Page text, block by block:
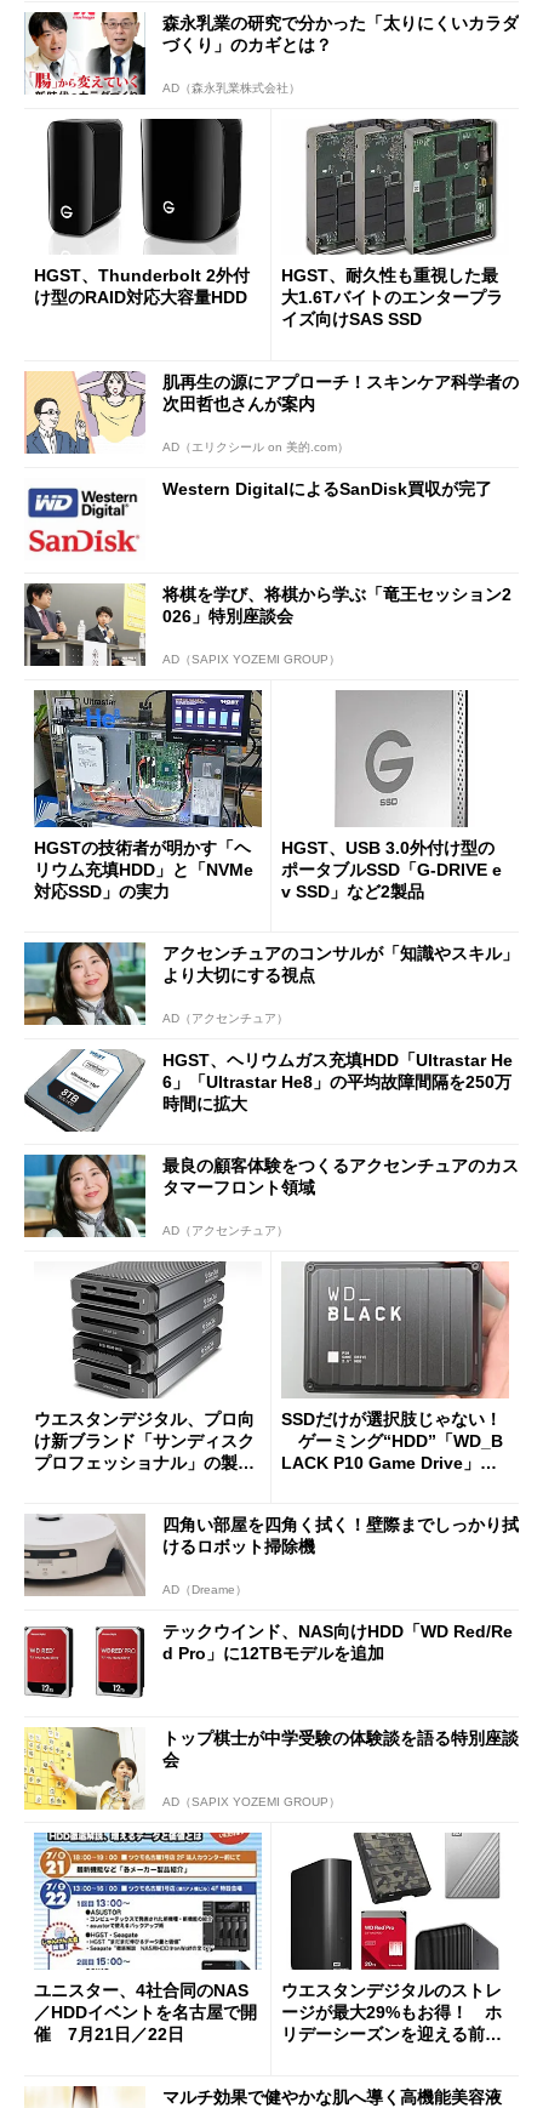
森永乳業の研究で分かった「太りにくいカラダ
づくり」のカギとは？
AD（森永乳業株式会社）
HGST、Thunderbolt 2外付
け型のRAID対応大容量HDD
HGST、耐久性も重視した最
大1.6Tバイトのエンタープラ
イズ向けSAS SSD
肌再生の源にアプローチ！スキンケア科学者の
次田哲也さんが案内
AD（エリクシール on 美的.com）
Western DigitalによるSanDisk買収が完了
将棋を学び、将棋から学ぶ「竜王セッション2
026」特別座談会
AD（SAPIX YOZEMI GROUP）
HGSTの技術者が明かす「ヘ
リウム充填HDD」と「NVMe
対応SSD」の実力
HGST、USB 3.0外付け型の
ポータブルSSD「G-DRIVE e
v SSD」など2製品
アクセンチュアのコンサルが「知識やスキル」
より大切にする視点
AD（アクセンチュア）
HGST、ヘリウムガス充填HDD「Ultrastar He
6」「Ultrastar He8」の平均故障間隔を250万
時間に拡大
最良の顧客体験をつくるアクセンチュアのカス
タマーフロント領域
AD（アクセンチュア）
ウエスタンデジタル、プロ向
け新ブランド「サンディスク
プロフェッショナル」の製品
SSDだけが選択肢じゃない！
ゲーミング“HDD”「WD_B
LACK P10 Game Drive」の
四角い部屋を四角く拭く！壁際までしっかり拭
けるロボット掃除機
AD（Dreame）
テックウインド、NAS向けHDD「WD Red/Re
d Pro」に12TBモデルを追加
トップ棋士が中学受験の体験談を語る特別座談
会
AD（SAPIX YOZEMI GROUP）
ユニスター、4社合同のNAS
／HDDイベントを名古屋で開
催 7月21日／22日
ウエスタンデジタルのストレ
ージが最大29%もお得！ ホ
リデーシーズンを迎える前に
マルチ効果で健やかな肌へ導く高機能美容液